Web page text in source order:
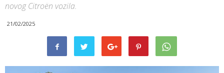
novog Citroën vozila.
21/02/2025